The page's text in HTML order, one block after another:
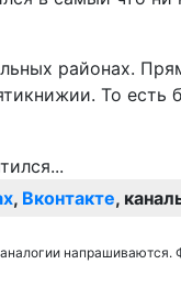
районах.
То
, Вконтакте,